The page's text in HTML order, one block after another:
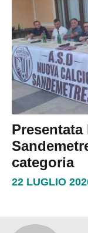
Presentata
categoria
22 LUGLIO